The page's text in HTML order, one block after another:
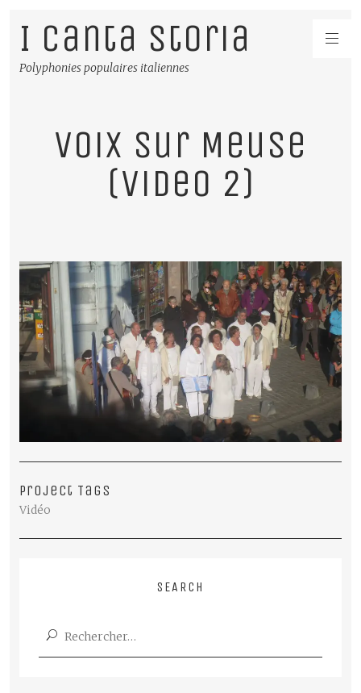
I Canta Storia
Polyphonies populaires italiennes
Voix sur Meuse
(video 2)
Project Tags
Vidéo
SEARCH